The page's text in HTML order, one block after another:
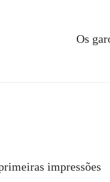
Os
impressões